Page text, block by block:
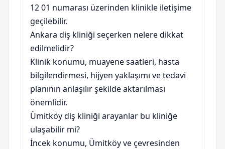
12 01 numarası üzerinden klinikle iletişime
geçilebilir.
Ankara diş kliniği seçerken nelere dikkat
edilmelidir?
Klinik konumu, muayene saatleri, hasta
bilgilendirmesi, hijyen yaklaşımı ve tedavi
planının anlaşılır şekilde aktarılması
önemlidir.
Ümitköy diş kliniği arayanlar bu kliniğe
ulaşabilir mi?
İncek konumu, Ümitköy ve çevresinden